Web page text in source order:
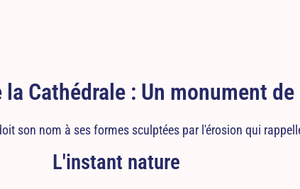
la Cathédrale : Un monument
son nom à ses formes sculptées par l'érosion qui
L'instant nature